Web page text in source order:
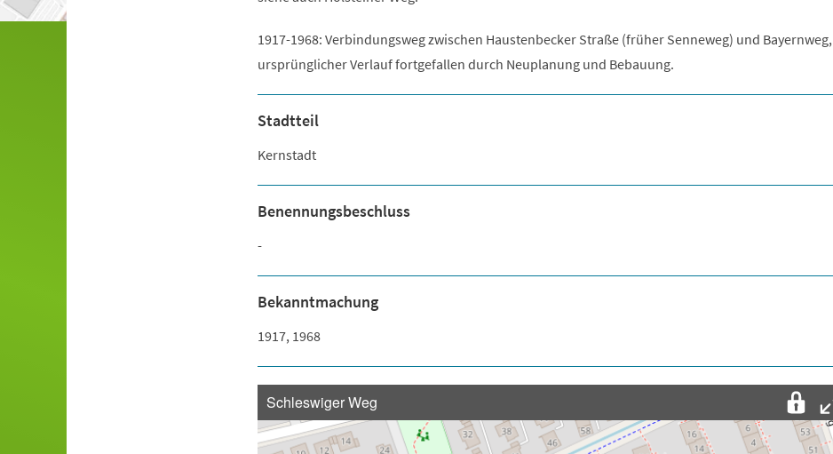
1917-1968: Verbindungsweg zwischen Haustenbecker Straße (früher Senneweg) und Bayernweg,
ursprünglicher Verlauf fortgefallen durch Neuplanung und Bebauung.
Stadtteil
Kernstadt
Benennungsbeschluss
-
Bekanntmachung
1917, 1968
Schleswiger Weg